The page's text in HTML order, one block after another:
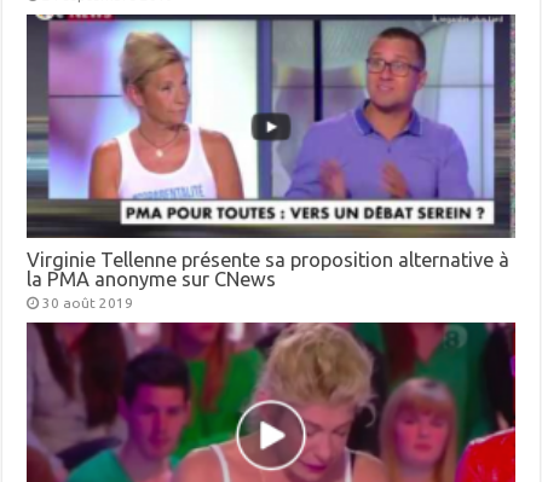
Virginie Tellenne présente sa proposition alternative à
la PMA anonyme sur CNews
30 août 2019